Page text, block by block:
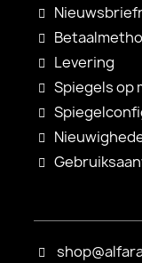
Levering
Spiegels op